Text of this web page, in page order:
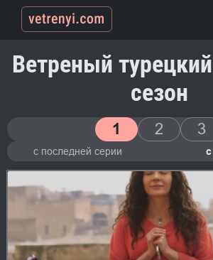
Ветреный
сезон
с последней серии
1 2 3